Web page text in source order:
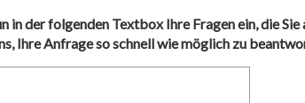
in der folgenden Textbox Ihre Fragen ein, die Sie
Ihre Anfrage so schnell wie möglich zu